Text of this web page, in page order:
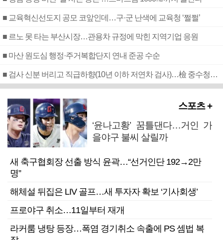
■ 교육혁신선도지 공모 코앞인데…구·군 난색에 교육청 ‘쩔쩔’
■ 르노 못 타는 부산시장…관용차 규정에 막힌 지역기업 응원
■ 마산 원도심 행정·주거복합단지 연내 준공 수순
■ 검사 신분 버리고 직급하향(10년 이하 저연차 검사)…檢 중수청행 기피
스포츠 +
‘윤나고황’ 꿈틀댄다…거인 가
을야구 불씨 살릴까
새 축구협회장 선출 방식 윤곽…“선거인단 192→2만
명”
해체설 뒤집은 LIV 골프…새 투자자 확보 ‘기사회생’
프로야구 취소…11일부터 재개
라커룸 냉탕 등장…폭염 경기취소 속출에 PS 셈법 복